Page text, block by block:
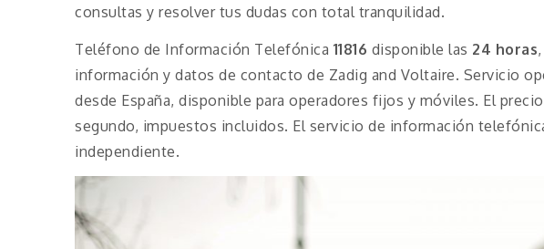
consultas y resolver tus dudas con total tranquilidad.
Teléfono de Información Telefónica 11816 disponible las 24 horas
información y datos de contacto de Zadig and Voltaire. Servicio
desde España, disponible para operadores fijos y móviles. El
segundo, impuestos incluidos. El servicio de información
independiente.